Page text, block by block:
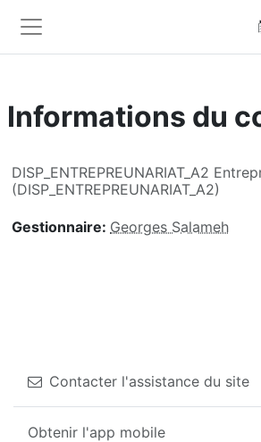
Panneau latéral
Informations du
DISP_ENTREPREUNARIAT_A2
(DISP_ENTREPREUNARIAT_A2)
Gestionnaire: Georges Salameh
Contacter l'assistance du site
Obtenir l'app mobile